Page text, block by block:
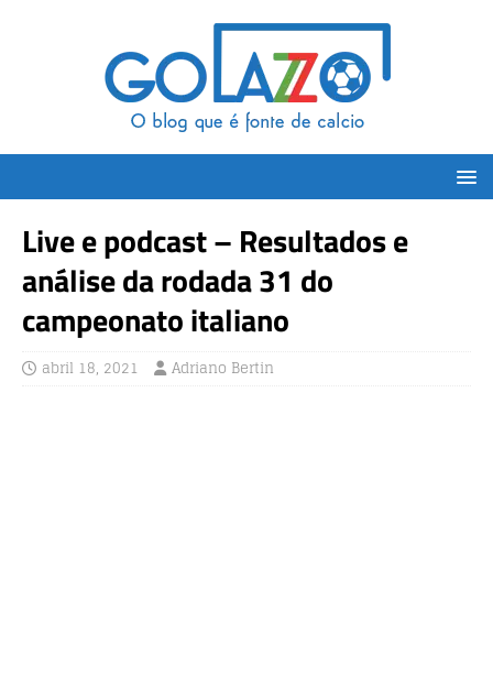
Live e podcast – Resultados e
análise da rodada 31 do
campeonato italiano
abril 18, 2021 Adriano Bertin